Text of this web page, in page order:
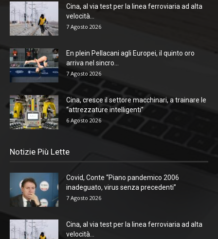
Cina, al via test per la linea ferroviaria ad alta
velocità...
7 Agosto 2026
En plein Pellacani agli Europei, il quinto oro
arriva nel sincro...
7 Agosto 2026
Cina, cresce il settore macchinari, a trainare le
“attrezzature intelligenti”
6 Agosto 2026
Notizie Più Lette
Covid, Conte “Piano pandemico 2006
inadeguato, virus senza precedenti”
7 Agosto 2026
Cina, al via test per la linea ferroviaria ad alta
velocità...